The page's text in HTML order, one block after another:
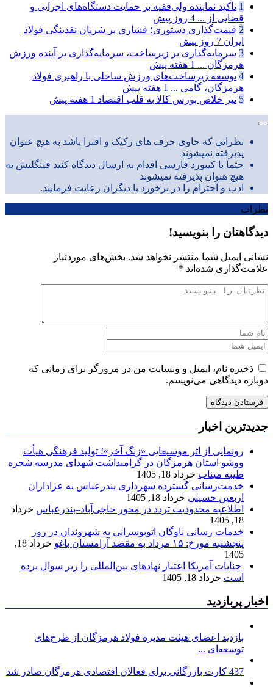
1 تأکید نماینده ولی‌فقیه بر حمایت دستگاه‌های اجرایی و
قضایی از ... 4 روز پیش
2 قیمت‌گذاری دستوری؛ فشاری بر شریان نقدینگی فولاد
ایران 7 روز پیش
3 سرمایه‌گذاری بر زیرساخت، سرمایه‌گذاری بر آینده ورزش
هرمزگان ... 1 هفته پیش
4 توسعه زیرساخت‌های ورزش ساحلی با راهبری فولاد
هرمزگان، گامی ... 1 هفته پیش
5 تیر خلاص بورس کالا به قلب اقتصاد 1 هفته پیش
نظراتی که حاوی حرف های رکیک و افترا باشد به هیچ عنوان
پذیرفته نمیشوند
حتما با کیبورد فارسی اقدام به ارسال دیدگاه کنید فینگلیش به
هیچ هنوان پذیرفته نمیشوند
ادب و احترام را در برخورد با دیگران رعایت فرمایید.
نظرات
دیدگاهتان را بنویسید!
نشانی ایمیل شما منتشر نخواهد شد. بخش‌های موردنیاز
علامت‌گذاری شده‌اند *
ذخیره نام، ایمیل و وبسایت من در مرورگر برای زمانی که
دوباره دیدگاهی می‌نویسم.
جدیدترین اخبار
رونمایی از اثر موسیقایی «زنگ آخر»؛ تولید فرهنگی هیأت
ووشو استان هرمزگان در گرامیداشت شهدای مدرسه شجره
طیبه میناب خرداد 18, 1405
خدمت‌رسانی گسترده شهرداری بندرعباس به عزاداران
اربعین حسینی خرداد 18, 1405
اطلاعیه محدودیت تردد در محور حاجی‌آباد–بندرعباس خرداد
18, 1405
خدمات رسانی ناوگان اتوبوسرانی به شهروندان در روز
پنجشنبه مورخ: ۱۵ مرداد به مقصد آرامستان باغو
خرداد 18,
1405
جنایات آمریکا اعتبار نهادهای بین‌المللی را زیر سوال برده
است خرداد 18, 1405
اخبار پربازدید
بازدید اعضای هیئت مدیره فولاد هرمزگان از طرح‌های
توسعه‌ای ...
437 کارت بازرگانی برای فعالان اقتصادی هرمزگان صادر شد